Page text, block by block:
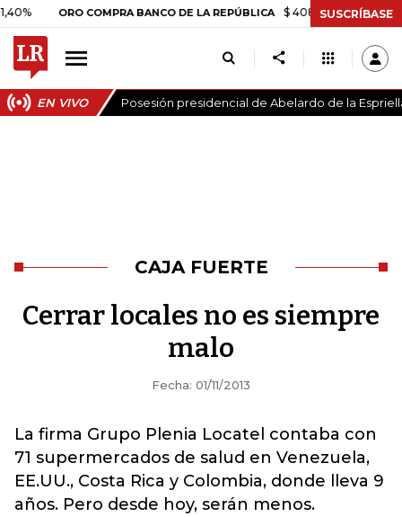
ORO COMPRA BANCO DE LA REPÚBLICA $ 408.498,97 +$ 8.753,81
SUSCRÍBASE
EN VIVO Posesión presidencial de Abelardo de la
CAJA FUERTE
Cerrar locales no es siempre
malo
Fecha: 01/11/2013
La firma Grupo Plenia Locatel contaba con
71 supermercados de salud en Venezuela,
EE.UU., Costa Rica y Colombia, donde lleva 9
años. Pero desde hoy, serán menos.